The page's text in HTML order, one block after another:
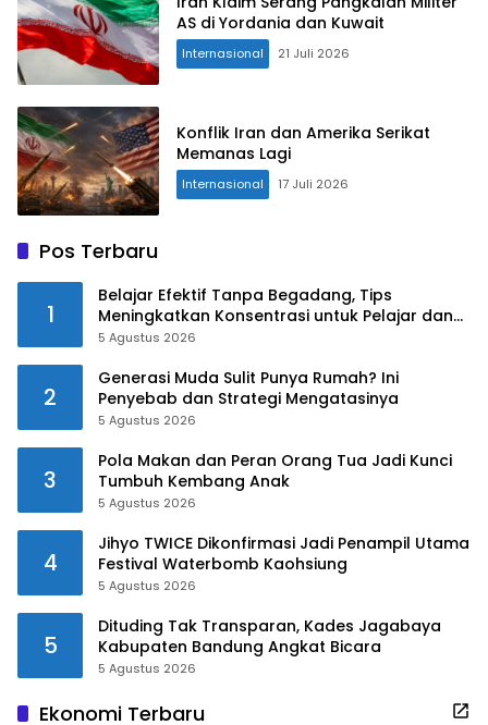
AS di Yordania dan Kuwait
Internasional 21 Juli 2026
Konflik Iran dan Amerika Serikat
Memanas Lagi
Internasional 17 Juli 2026
Pos Terbaru
1
Belajar Efektif Tanpa Begadang, Tips
Meningkatkan Konsentrasi untuk Pelajar dan
Mahasiswa
5 Agustus 2026
2
Generasi Muda Sulit Punya Rumah? Ini
Penyebab dan Strategi Mengatasinya
5 Agustus 2026
3
Pola Makan dan Peran Orang Tua Jadi Kunci
Tumbuh Kembang Anak
5 Agustus 2026
4
Jihyo TWICE Dikonfirmasi Jadi Penampil Utama
Festival Waterbomb Kaohsiung
5 Agustus 2026
5
Dituding Tak Transparan, Kades Jagabaya
Kabupaten Bandung Angkat Bicara
5 Agustus 2026
Ekonomi Terbaru